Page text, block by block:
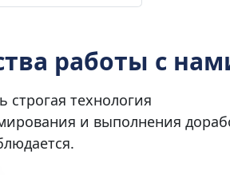
работы с
строгая технология
и выполнения